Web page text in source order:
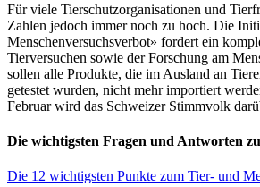
Für viele Tierschutzorganisationen und
Zahlen jedoch immer noch zu hoch. Die
Menschenversuchsverbot» fordert ein
Tierversuchen sowie der Forschung am
sollen alle Produkte, die im Ausland an
getestet wurden, nicht mehr importiert
Februar wird das Schweizer Stimmvolk
Die wichtigsten Fragen und Antworten
Die 12 wichtigsten Punkte zum Tier- und